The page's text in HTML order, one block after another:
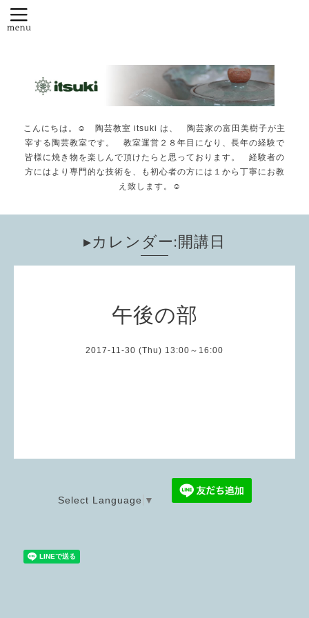
こんにちは。☺️ 陶芸教室 itsuki は、 陶芸家の富田美樹子が主
宰する陶芸教室です。 教室運営２８年目になり、長年の経験で
皆様に焼き物を楽しんで頂けたらと思っております。 経験者の
方にはより専門的な技術を、も初心者の方には１から丁寧にお教
え致します。☺️
▸カレンダー:開講日
午後の部
2017-11-30 (Thu) 13:00～16:00
Select Language ▼